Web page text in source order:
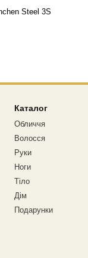
Steel 3S
Каталог
Обличчя
Волосся
Руки
Ноги
Тіло
Дім
Подарунки